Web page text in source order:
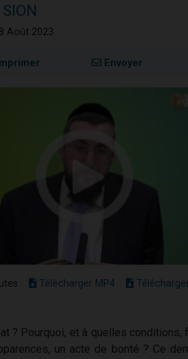
Août 2023
Envoyer
Télécharger MP4
? Pourquoi, et à quelles
un acte de bonté ? Ce